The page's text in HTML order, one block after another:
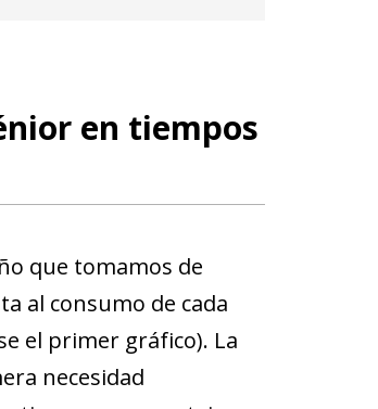
en tiempos
que tomamos de
al consumo de cada
el primer gráfico). La
necesidad